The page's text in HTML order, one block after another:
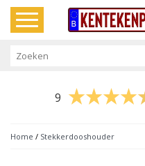
Toggle
navigation
9
Home / Stekkerdooshouder